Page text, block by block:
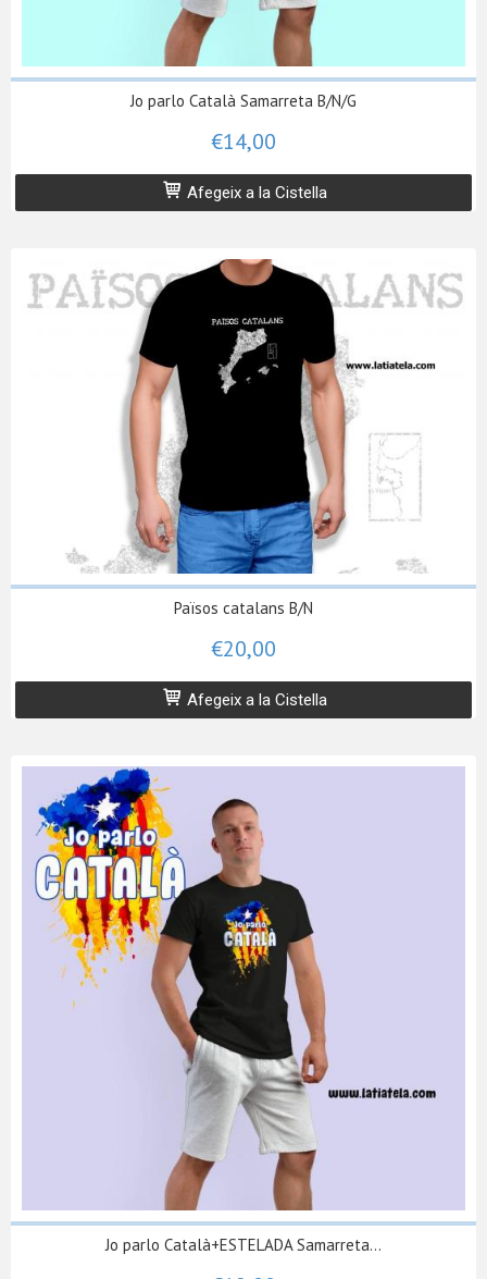
Jo parlo Català Samarreta B/N/G
€14,00
Afegeix a la Cistella
Països catalans B/N
€20,00
Afegeix a la Cistella
Jo parlo Català+ESTELADA Samarreta...